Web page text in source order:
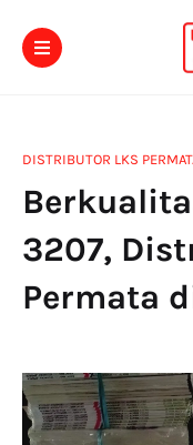
DISTRIBUTOR LKS
3207,
Permata